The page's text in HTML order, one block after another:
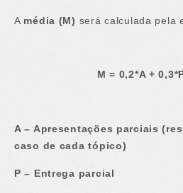
A média (M) será calculada pela
M = 0,2*A +
A – Apresentações parciais
caso de cada tópico)
P – Entrega parcial